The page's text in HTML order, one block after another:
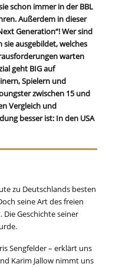
schon immer in der BBL
Außerdem in dieser
Generation“! Wer sind
ausgebildet, welches
warten
geht BIG auf
Spielern und
zwischen 15 und
Vergleich und
besser ist: In den USA
zu Deutschlands besten
seine Art des freien
Geschichte seiner
Sengfelder – erklärt uns
Karim Jallow nimmt uns